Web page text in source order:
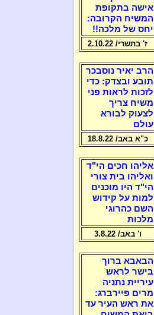
אישה בתקופת
המשיח הקרובה:
יחס של מלכה!!
ז' בתשרי/ 2.10.22
הרב יאיר נוסבכר
תובע ובצדק: כדי
לזכות לראות פני
משיח צריך
לצעוק לבורא
עולם
כ"א באב/ 18.8.22
אליהו חכים הי"ד
ואליהו בית צורי
הי"ד היו מוכנים
למות על קידוש
השם כהרוגי
מלכות
ו' באב/ 3.8.22
הבאבא ברוך
בישר לראש
עיריית נתניה
מרים פיירברג:
את ראש העיר עד